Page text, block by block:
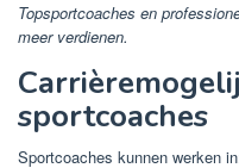
Topsportcoaches en
meer verdienen.
sportcoaches
Sportcoaches kunnen werken